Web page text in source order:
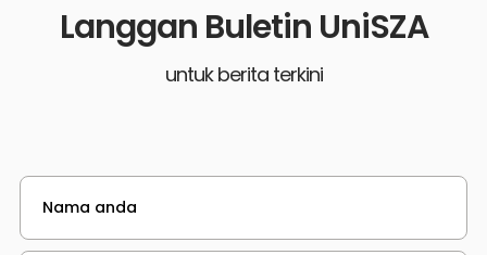
Langgan Buletin UniSZA
untuk berita terkini